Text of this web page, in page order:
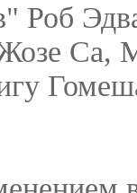
Роб
Са,